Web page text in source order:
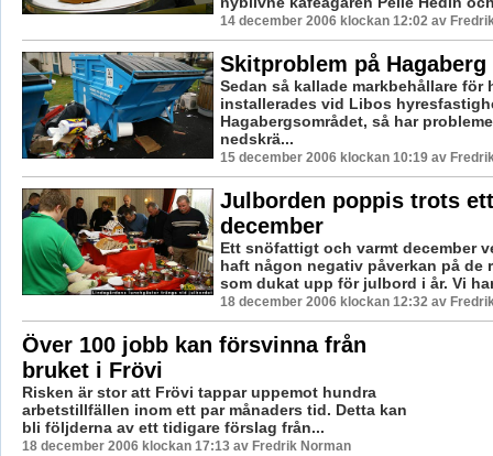
14 december 2006 klockan 12:02 av
Skitproblem på Hagaberg
Sedan så kallade markbehållare för
installerades vid Libos
Hagabergsområdet, så har
nedskrä...
15 december 2006 klockan 10:19 av
Julborden poppis trots
december
Ett snöfattigt och varmt december
haft någon negativ påverkan på de
som dukat upp för julbord i år. Vi
18 december 2006 klockan 12:32 av
Över 100 jobb kan försvinna från
bruket i Frövi
Risken är stor att Frövi tappar uppemot hundra
arbetstillfällen inom ett par månaders tid. Detta kan
bli följderna av ett tidigare förslag från...
18 december 2006 klockan 17:13 av Fredrik Norman